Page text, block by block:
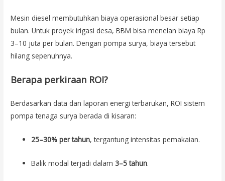
Mesin diesel membutuhkan biaya operasional besar setiap
bulan. Untuk proyek irigasi desa, BBM bisa menelan biaya Rp
3–10 juta per bulan. Dengan pompa surya, biaya tersebut
hilang sepenuhnya.
Berapa perkiraan ROI?
Berdasarkan data dan laporan energi terbarukan, ROI sistem
pompa tenaga surya berada di kisaran:
25–30% per tahun, tergantung intensitas pemakaian.
Balik modal terjadi dalam3–5 tahun.